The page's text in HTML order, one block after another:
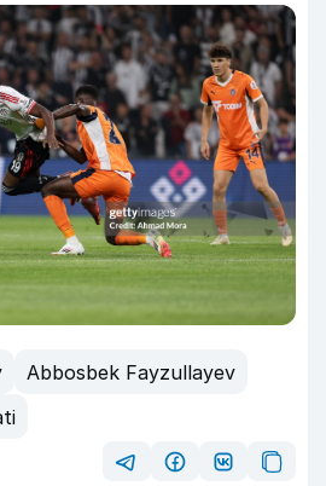
Abbosbek Fayzullayev